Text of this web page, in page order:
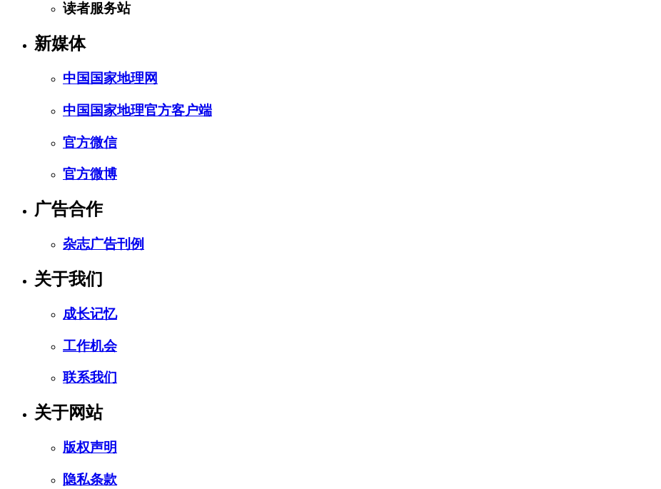
读者服务站
新媒体
中国国家地理网
中国国家地理官方客户端
官方微信
官方微博
广告合作
杂志广告刊例
关于我们
成长记忆
工作机会
联系我们
关于网站
版权声明
隐私条款